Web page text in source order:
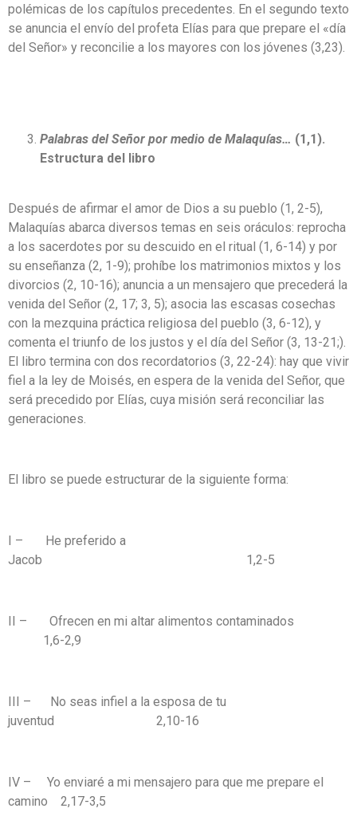
polémicas de los capítulos precedentes. En el segundo texto
se anuncia el envío del profeta Elías para que prepare el «día
del Señor» y reconcilie a los mayores con los jóvenes (3,23).
Palabras del Señor por medio de Malaquías… (1,1).
Estructura del libro
Después de afirmar el amor de Dios a su pueblo (1, 2-5),
Malaquías abarca diversos temas en seis oráculos: reprocha
a los sacerdotes por su descuido en el ritual (1, 6-14) y por
su enseñanza (2, 1-9); prohíbe los matrimonios mixtos y los
divorcios (2, 10-16); anuncia a un mensajero que precederá la
venida del Señor (2, 17­; 3, 5); asocia las escasas cosechas
con la mezquina práctica religiosa del pueblo (3, 6-12), y
comenta el triunfo de los justos y el día del Señor (3, 13-21;).
El libro termina con dos recordatorios (3, 22-24): hay que vivir
fiel a la ley de Moisés, en espera de la venida del Señor, que
será precedido por Elías, cuya misión será reconciliar las
generaciones.
El libro se puede estructurar de la siguiente forma:
I – He preferido a
Jacob 1,2-5
II – Ofrecen en mi altar alimentos contaminados
1,6-2,9
III – No seas infiel a la esposa de tu
juventud 2,10-16
IV – Yo enviaré a mi mensajero para que me prepare el
camino 2,17-3,5